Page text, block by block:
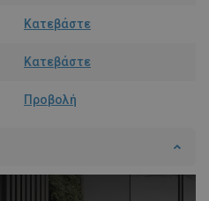
Κατεβάστε
Κατεβάστε
Προβολή